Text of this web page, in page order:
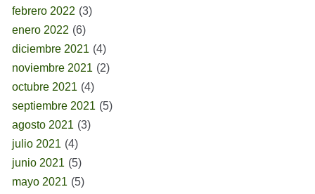
febrero 2022 (3)
enero 2022 (6)
diciembre 2021 (4)
noviembre 2021 (2)
octubre 2021 (4)
septiembre 2021 (5)
agosto 2021 (3)
julio 2021 (4)
junio 2021 (5)
mayo 2021 (5)